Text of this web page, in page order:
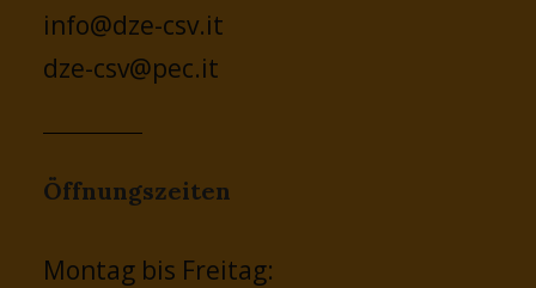
info@dze-csv.it
dze-csv@pec.it
Öffnungszeiten
Montag bis Freitag: